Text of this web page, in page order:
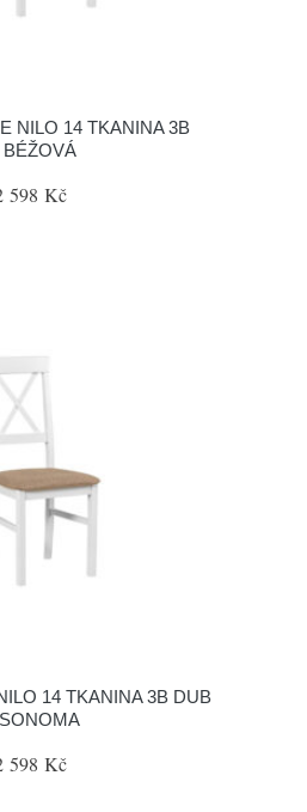
NILO 14 TKANINA 3B
BÉŽOVÁ
598 Kč
14 TKANINA 3B DUB
SONOMA
598 Kč